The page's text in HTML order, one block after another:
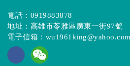
電話： 0919883878
地址：高雄市苓雅區廣東一街97號
電子信箱：